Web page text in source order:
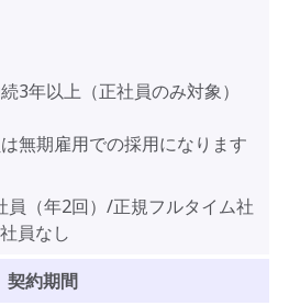
3年以上（正社員のみ対象）
無期雇用での採用になります
（年2回）/正規フルタイム社
員なし
契約期間